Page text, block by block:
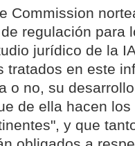
Commission
de regulación para
jurídico de la
tratados en este
o no, su
de ella hacen
y que